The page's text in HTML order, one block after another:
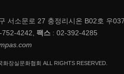
서소문로 27 충정리시온 B02호 우
4242, 팩스 : 02-392-4285
장실문화협회 ALL RIGHTS RESERVED.